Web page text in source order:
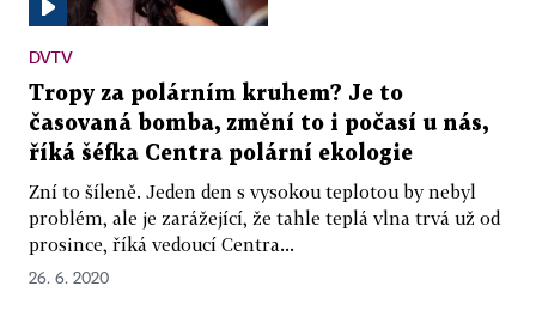
DVTV
Tropy za polárním kruhem? Je to
časovaná bomba, změní to i počasí u nás,
říká šéfka Centra polární ekologie
Zní to šíleně. Jeden den s vysokou teplotou by nebyl
problém, ale je zarážející, že tahle teplá vlna trvá už od
prosince, říká vedoucí Centra...
26. 6. 2020